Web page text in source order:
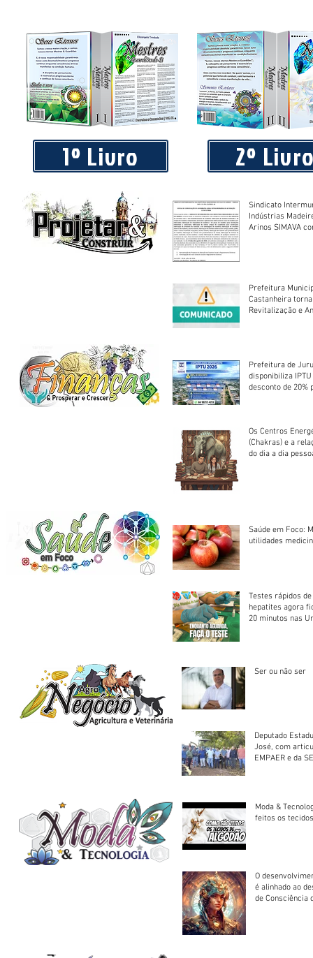
Piá Lava Jato, de Juara, torna público que requereu
Instalação e Operação
1º Livro 2º
Sindicato
Indústrias
Arinos SIMAVA convoca à
Prefeitura
Castanheira
Revitalização e
Prefeitura de
disponibiliza
desconto de 20%
Os Centros
(Chakras) e a
do dia a dia
Saúde em Foco:
utilidades
Testes rápidos
hepatites agora
20 minutos nas
Ser ou não ser
Deputado
José, com
EMPAER e da
Moda &
feitos os
O
é alinhado ao
de Consciência